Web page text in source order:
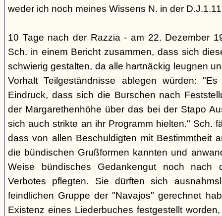
weder ich noch meines Wissens N. in der
10 Tage nach der Razzia - am 22. Dezember
Sch. in einem Bericht zusammen, dass sich
schwierig gestalten, da alle hartnäckig leugnen
Vorhalt Teilgeständnisse ablegen würden:
Eindruck, dass sich die Burschen nach
der Margarethenhöhe über das bei der Stapo
sich auch strikte an ihr Programm hielten." Sch.
dass von allen Beschuldigten mit Bestimmtheit
die bündischen Grußformen kannten und
Weise bündisches Gedankengut noch nach
Verbotes pflegten. Sie dürften sich
feindlichen Gruppe der "Navajos" gerechnet
Existenz eines Liederbuches festgestellt